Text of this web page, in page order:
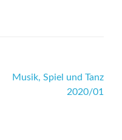
Musik, Spiel und Tanz
2020/01